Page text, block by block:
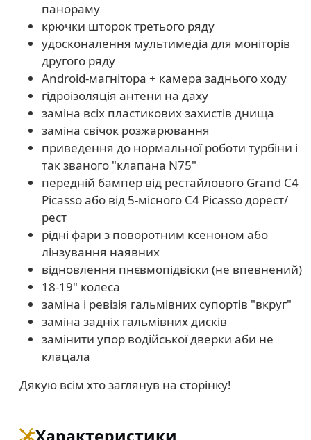
панораму
крючки шторок третього ряду
удосконалення мультимедіа для моніторів
другого ряду
Android-магнітора + камера заднього ходу
гідроізоляція антени на даху
заміна всіх пластикових захистів днища
заміна свічок розжарювання
приведення до нормальної роботи турбіни і
так званого "клапана N75"
передній бампер від рестайлового Grand C4
Picasso або від 5-місного C4 Picasso дорест/
рест
рідні фари з поворотним ксеноном або
лінзування наявних
відновлення пнєвмопідвіски (не впевнений)
18-19" колеса
заміна і ревізія гальмівних супортів "вкруг"
заміна задніх гальмівних дисків
замінити упор водійської дверки аби не
клацала
Дякую всім хто заглянув на сторінку!